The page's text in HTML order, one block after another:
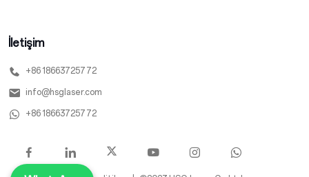
İletişim
+86 18663725772
info@hsglaser.com
+86 18663725772